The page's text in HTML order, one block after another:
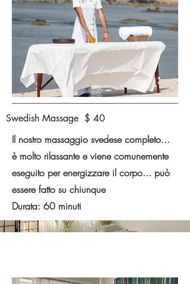
Swedish Massage $ 40
Il nostro massaggio svedese completo...
è molto rilassante e viene comunemente
eseguito per energizzare il corpo... può
essere fatto su chiunque
Durata: 60 minuti